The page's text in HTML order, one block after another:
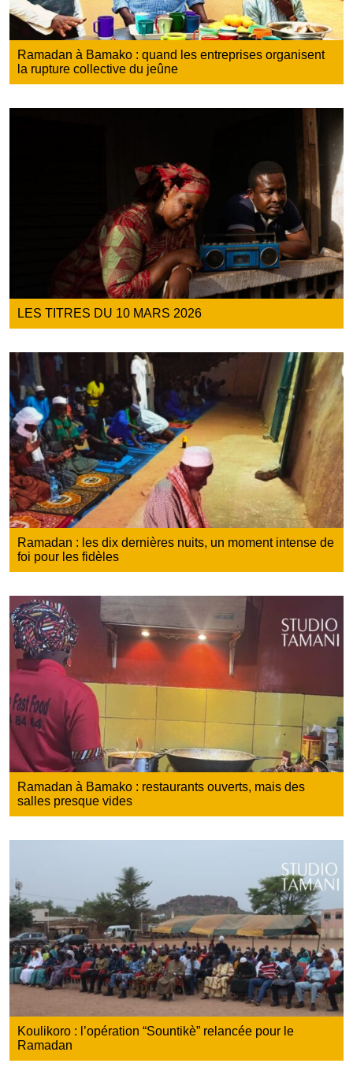
Ramadan à Bamako : quand les entreprises organisent
la rupture collective du jeûne
LES TITRES DU 10 MARS 2026
Ramadan : les dix dernières nuits, un moment intense de
foi pour les fidèles
Ramadan à Bamako : restaurants ouverts, mais des
salles presque vides
Koulikoro : l’opération “Sountikè” relancée pour le
Ramadan